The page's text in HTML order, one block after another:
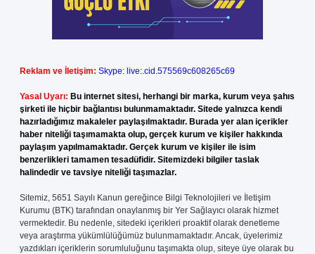
Reklam ve İletişim: Skype: live:.cid.575569c608265c69
Yasal Uyarı: Bu internet sitesi, herhangi bir marka, kurum veya şahıs
şirketi ile hiçbir bağlantısı bulunmamaktadır. Sitede yalnızca kendi
hazırladığımız makaleler paylaşılmaktadır. Burada yer alan içerikler
haber niteliği taşımamakta olup, gerçek kurum ve kişiler hakkında
paylaşım yapılmamaktadır. Gerçek kurum ve kişiler ile isim
benzerlikleri tamamen tesadüfidir. Sitemizdeki bilgiler taslak
halindedir ve tavsiye niteliği taşımazlar.
Sitemiz, 5651 Sayılı Kanun gereğince Bilgi Teknolojileri ve İletişim
Kurumu (BTK) tarafından onaylanmış bir Yer Sağlayıcı olarak hizmet
vermektedir. Bu nedenle, sitedeki içerikleri proaktif olarak denetleme
veya araştırma yükümlülüğümüz bulunmamaktadır. Ancak, üyelerimiz
yazdıkları içeriklerin sorumluluğunu taşımakta olup, siteye üye olarak bu